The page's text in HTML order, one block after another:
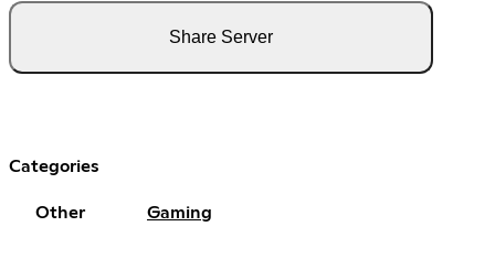
Share Server
Categories
Other Gaming